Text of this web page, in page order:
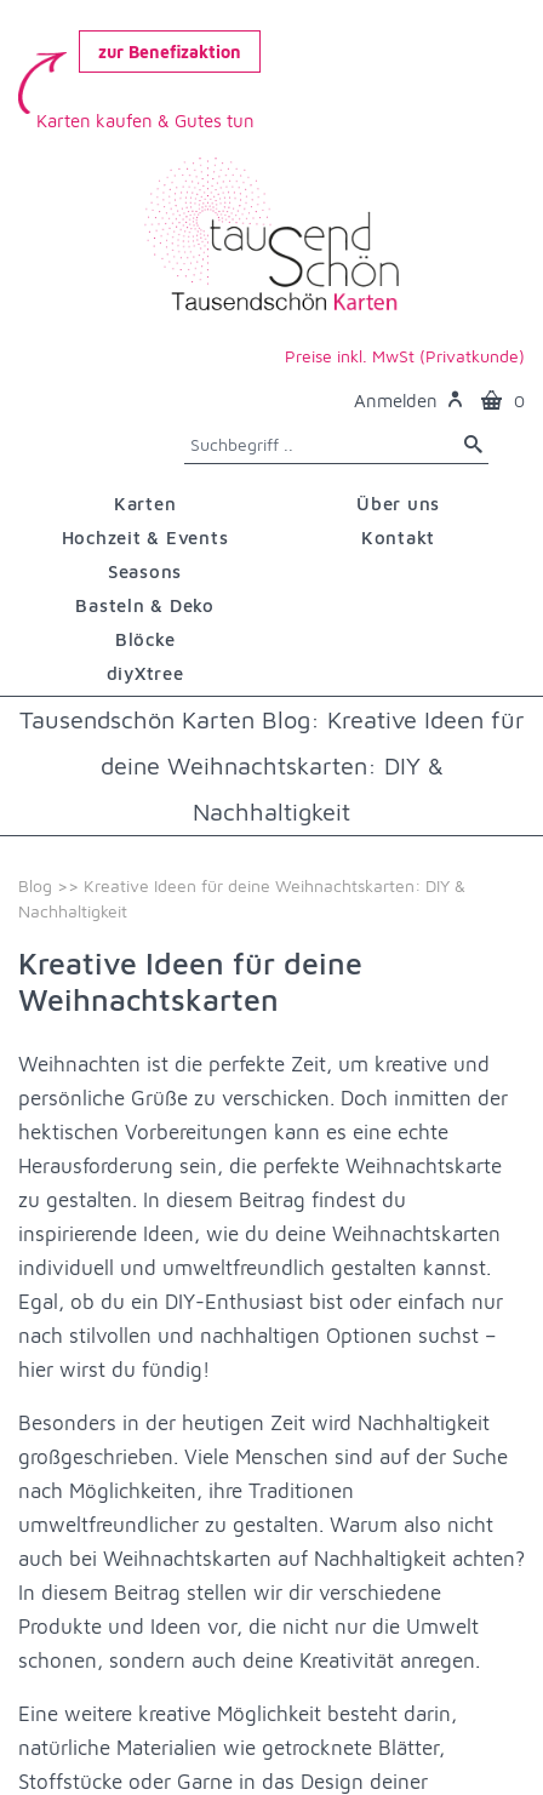
zur Benefizaktion
Karten kaufen & Gutes tun
Preise inkl. MwSt (Privatkunde)
Anmelden 0
Karten
Hochzeit & Events
Seasons
Basteln & Deko
Blöcke
diyXtree
Über uns
Kontakt
Tausendschön Karten Blog: Kreative Ideen für
deine Weihnachtskarten: DIY &
Nachhaltigkeit
Blog >> Kreative Ideen für deine Weihnachtskarten: DIY &
Nachhaltigkeit
Kreative Ideen für deine
Weihnachtskarten
Weihnachten ist die perfekte Zeit, um kreative und
persönliche Grüße zu verschicken. Doch inmitten der
hektischen Vorbereitungen kann es eine echte
Herausforderung sein, die perfekte Weihnachtskarte
zu gestalten. In diesem Beitrag findest du
inspirierende Ideen, wie du deine Weihnachtskarten
individuell und umweltfreundlich gestalten kannst.
Egal, ob du ein DIY-Enthusiast bist oder einfach nur
nach stilvollen und nachhaltigen Optionen suchst –
hier wirst du fündig!
Besonders in der heutigen Zeit wird Nachhaltigkeit
großgeschrieben. Viele Menschen sind auf der Suche
nach Möglichkeiten, ihre Traditionen
umweltfreundlicher zu gestalten. Warum also nicht
auch bei Weihnachtskarten auf Nachhaltigkeit achten?
In diesem Beitrag stellen wir dir verschiedene
Produkte und Ideen vor, die nicht nur die Umwelt
schonen, sondern auch deine Kreativität anregen.
Eine weitere kreative Möglichkeit besteht darin,
natürliche Materialien wie getrocknete Blätter,
Stoffstücke oder Garne in das Design deiner